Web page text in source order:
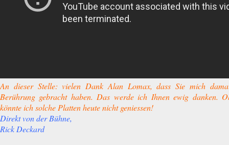
An dieser Stelle: vielen Dank Alan Lomax, dass Sie mich
Berührung gebracht haben. Das werde ich Ihnen ewig danken.
könnte ich solche Platten heute nicht geniessen!
Direkt von der Bühne,
Rick Deckard